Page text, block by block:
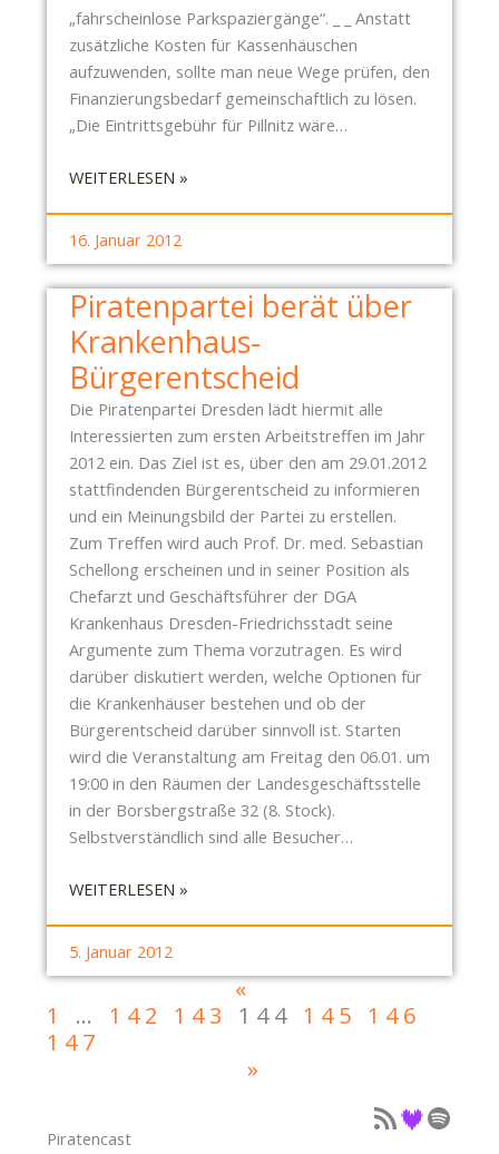
E
I
K
R
N
A
U
S
-
B
Ü
R
G
E
R
E
N
T
S
C
H
E
I
D
2
.
0
„fahrscheinlose Parkspaziergänge“. _ _ Anstatt
zusätzliche Kosten für Kassenhäuschen
aufzuwenden, sollte man neue Wege prüfen, den
Finanzierungsbedarf gemeinschaftlich zu lösen.
„Die Eintrittsgebühr für Pillnitz wäre…
WEITERLESEN »:
L
O
S
P
A
R
K
P
I
L
L
N
I
T
Z
I
S
T
Ö
F
F
N
T
I
16. Januar 2012
Piratenpartei berät über
Krankenhaus-
Bürgerentscheid
Die Piratenpartei Dresden lädt hiermit alle
Interessierten zum ersten Arbeitstreffen im Jahr
2012 ein. Das Ziel ist es, über den am 29.01.2012
stattfindenden Bürgerentscheid zu informieren
und ein Meinungsbild der Partei zu erstellen.
Zum Treffen wird auch Prof. Dr. med. Sebastian
Schellong erscheinen und in seiner Position als
Chefarzt und Geschäftsführer der DGA
Krankenhaus Dresden-Friedrichsstadt seine
Argumente zum Thema vorzutragen. Es wird
darüber diskutiert werden, welche Optionen für
die Krankenhäuser bestehen und ob der
Bürgerentscheid darüber sinnvoll ist. Starten
wird die Veranstaltung am Freitag den 06.01. um
19:00 in den Räumen der Landesgeschäftsstelle
in der Borsbergstraße 32 (8. Stock).
Selbstverständlich sind alle Besucher…
WEITERLESEN »:
T
5. Januar 2012
«
1
… 142 143 144 145 146
147
»
Piratencast
Podcast als Feed Podcast auf Deezer Podcast auf Spotify